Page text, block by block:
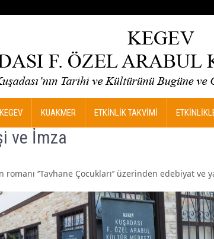
KEGEV KUAKMER ETKİNLİK TAKVİMİ
ve İmza
‘’Tavhane Çocukları’’ üzerinden edebiyat